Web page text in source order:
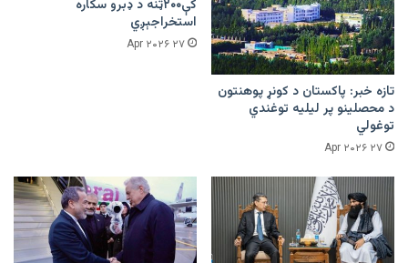
تازه خبر: پاکستان د کونړ پوهنتون
د محصلینو پر لیلیه توغندي
توغولي
۲۷ Apr ۲۰۲۶
کې۲۰۰ټنه د ډبرو سکاره
استخراجېږي
۲۷ Apr ۲۰۲۶